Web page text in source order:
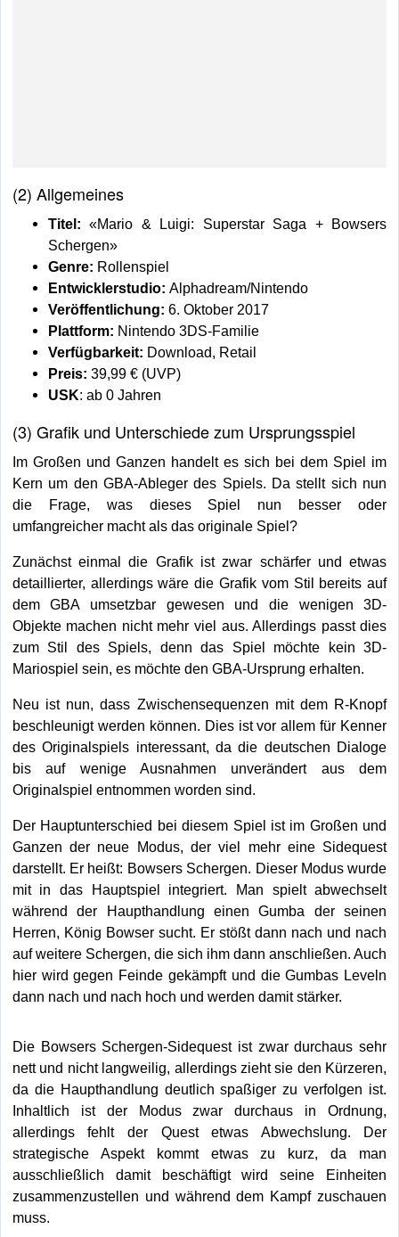
(2) Allgemeines
Titel: «Mario & Luigi: Superstar Saga + Bowsers
Schergen»
Genre: Rollenspiel
Entwicklerstudio: Alphadream/Nintendo
Veröffentlichung: 6. Oktober 2017
Plattform: Nintendo 3DS-Familie
Verfügbarkeit: Download, Retail
Preis: 39,99 € (UVP)
USK: ab 0 Jahren
(3) Grafik und Unterschiede zum Ursprungsspiel
Im Großen und Ganzen handelt es sich bei dem Spiel im
Kern um den GBA-Ableger des Spiels. Da stellt sich nun
die Frage, was dieses Spiel nun besser oder
umfangreicher macht als das originale Spiel?
Zunächst einmal die Grafik ist zwar schärfer und etwas
detaillierter, allerdings wäre die Grafik vom Stil bereits auf
dem GBA umsetzbar gewesen und die wenigen 3D-
Objekte machen nicht mehr viel aus. Allerdings passt dies
zum Stil des Spiels, denn das Spiel möchte kein 3D-
Mariospiel sein, es möchte den GBA-Ursprung erhalten.
Neu ist nun, dass Zwischensequenzen mit dem R-Knopf
beschleunigt werden können. Dies ist vor allem für Kenner
des Originalspiels interessant, da die deutschen Dialoge
bis auf wenige Ausnahmen unverändert aus dem
Originalspiel entnommen worden sind.
Der Hauptunterschied bei diesem Spiel ist im Großen und
Ganzen der neue Modus, der viel mehr eine Sidequest
darstellt. Er heißt: Bowsers Schergen. Dieser Modus wurde
mit in das Hauptspiel integriert. Man spielt abwechselt
während der Haupthandlung einen Gumba der seinen
Herren, König Bowser sucht. Er stößt dann nach und nach
auf weitere Schergen, die sich ihm dann anschließen. Auch
hier wird gegen Feinde gekämpft und die Gumbas Leveln
dann nach und nach hoch und werden damit stärker.
Die Bowsers Schergen-Sidequest ist zwar durchaus sehr
nett und nicht langweilig, allerdings zieht sie den Kürzeren,
da die Haupthandlung deutlich spaßiger zu verfolgen ist.
Inhaltlich ist der Modus zwar durchaus in Ordnung,
allerdings fehlt der Quest etwas Abwechslung. Der
strategische Aspekt kommt etwas zu kurz, da man
ausschließlich damit beschäftigt wird seine Einheiten
zusammenzustellen und während dem Kampf zuschauen
muss.